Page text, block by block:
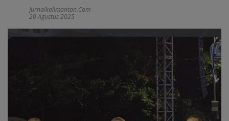
Jurnalkalimantan.com
20 Agustus 2025